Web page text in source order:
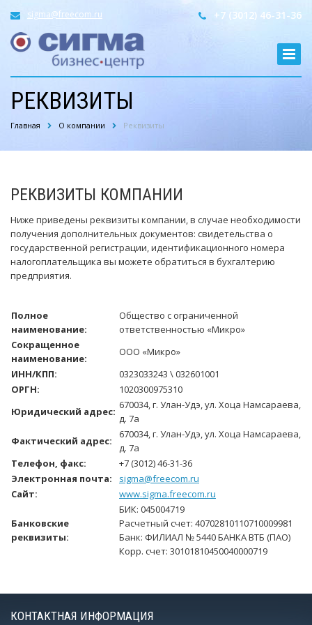
+7 (3012) 46-31-36
sigma@freecom.ru
РЕКВИЗИТЫ
Главная О компании Реквизиты
РЕКВИЗИТЫ КОМПАНИИ
Ниже приведены реквизиты компании, в случае необходимости
получения дополнительных документов: свидетельства о
государственной регистрации, идентификационного номера
налогоплательщика вы можете обратиться в бухгалтерию
предприятия.
Полное
наименование:
Общество с ограниченной
ответственностью «Микро»
Сокращенное
наименование:
ООО «Микро»
ИНН/КПП:
0323033243 \ 032601001
ОРГН:
1020300975310
Юридический адрес:
670034, г. Улан-Удэ, ул. Хоца Намсараева,
д. 7а
Фактический адрес:
670034, г. Улан-Удэ, ул. Хоца Намсараева,
д. 7а
Телефон, факс:
+7 (3012) 46-31-36
Электронная почта:
sigma@freecom.ru
Сайт:
www.sigma.freecom.ru
Банковские
реквизиты:
БИК: 045004719
Расчетный счет: 40702810110710009981
Банк: ФИЛИАЛ № 5440 БАНКА ВТБ (ПАО)
Корр. счет: 30101810450040000719
КОНТАКТНАЯ ИНФОРМАЦИЯ